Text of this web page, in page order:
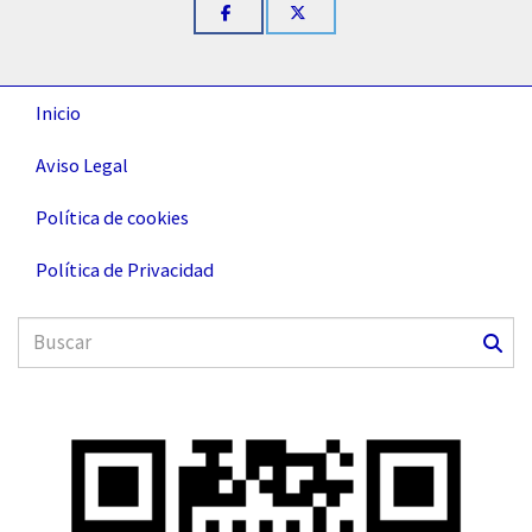
Inicio
Aviso Legal
Política de cookies
Política de Privacidad